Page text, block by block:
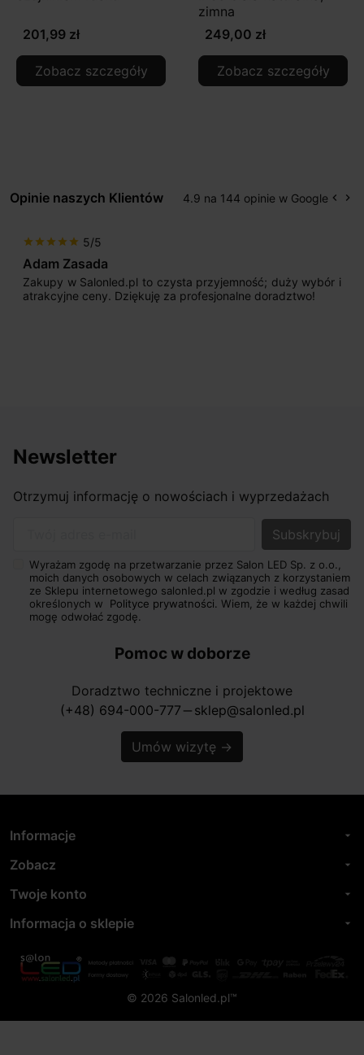
201,99 zł
Zobacz szczegóły
zimna
249,00 zł
Zobacz szczegóły
Opinie naszych Klientów 4.9 na 144 opinie w Google keyboard_arrow_left keyboard_arrow_right
star star star star star 5/5
Adam Zasada
Zakupy w Salonled.pl to czysta przyjemność; duży wybór i
atrakcyjne ceny. Dziękuję za profesjonalne doradztwo!
Newsletter
Otrzymuj informację o nowościach i wyprzedażach
Wyrażam zgodę na przetwarzanie przez Salon LED Sp. z o.o.,
moich danych osobowych w celach związanych z korzystaniem
ze Sklepu internetowego salonled.pl w zgodzie i według zasad
określonych w Polityce prywatności. Wiem, że w każdej chwili
mogę odwołać zgodę.
Pomoc w doborze
Doradztwo techniczne i projektowe
(+48) 694-000-777 horizontal_rule sklep@salonled.pl
Umów wizytę →
Informacje arrow_drop_down
Zobacz arrow_drop_down
Twoje konto arrow_drop_down
Informacja o sklepie arrow_drop_down
© 2026 Salonled.pl™